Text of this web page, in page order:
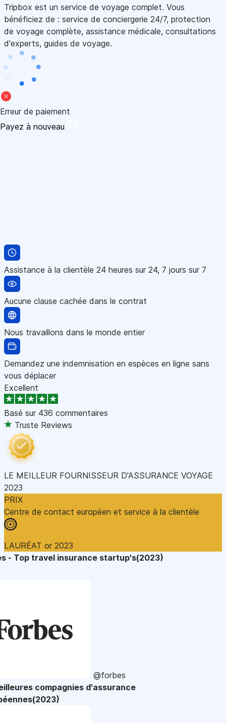
Tripbox est un service de voyage complet. Vous
bénéficiez de : service de conciergerie 24/7, protection
de voyage complète, assistance médicale, consultations
d'experts, guides de voyage.
Erreur de paiement
Payez à nouveau
Assistance à la clientèle 24 heures sur 24, 7 jours sur 7
Aucune clause cachée dans le contrat
Nous travaillons dans le monde entier
Demandez une indemnisation en espèces en ligne sans
vous déplacer
Excellent
Basé sur 436 commentaires
Truste Reviews
LE MEILLEUR FOURNISSEUR D'ASSURANCE VOYAGE
2023
PRIX
Centre de contact européen et service à la clientèle
LAURÉAT or 2023
- Top travel insurance startup's(2023)
@forbes
compagnies d'assurance